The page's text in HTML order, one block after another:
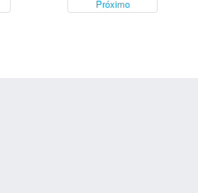
Próximo